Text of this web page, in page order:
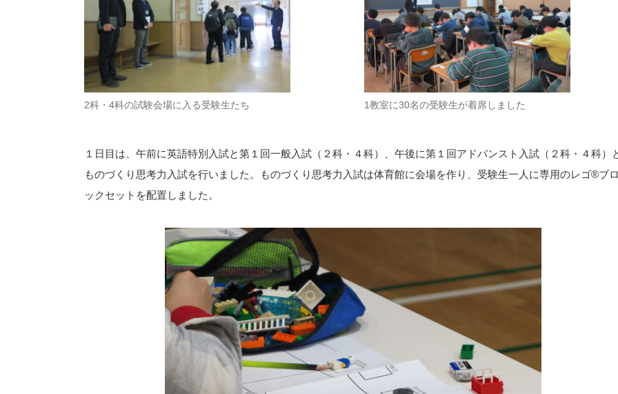
2科・4科の試験会場に入る受験生たち 1教室に30名の受験生が着席しました
１日目は、午前に英語特別入試と第１回一般入試（２科・４科）、午後に第１回アドバンスト入試（２科・４科）
ものづくり思考力入試を行いました。ものづくり思考力入試は体育館に会場を作り、受験生一人に専用のレゴ®ブロ
ックセットを配置しました。